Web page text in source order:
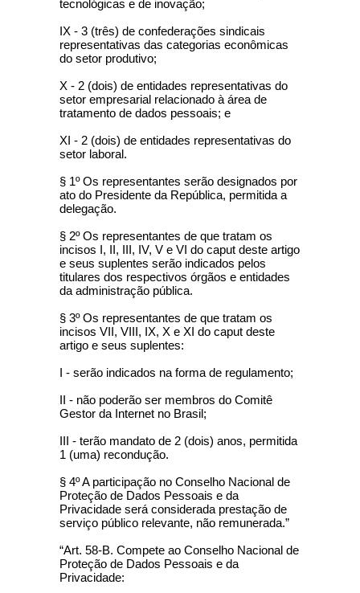
tecnológicas e de inovação;
IX - 3 (três) de confederações sindicais
representativas das categorias econômicas
do setor produtivo;
X - 2 (dois) de entidades representativas do
setor empresarial relacionado à área de
tratamento de dados pessoais; e
XI - 2 (dois) de entidades representativas do
setor laboral.
§ 1º Os representantes serão designados por
ato do Presidente da República, permitida a
delegação.
§ 2º Os representantes de que tratam os
incisos I, II, III, IV, V e VI do caput deste artigo
e seus suplentes serão indicados pelos
titulares dos respectivos órgãos e entidades
da administração pública.
§ 3º Os representantes de que tratam os
incisos VII, VIII, IX, X e XI do caput deste
artigo e seus suplentes:
I - serão indicados na forma de regulamento;
II - não poderão ser membros do Comitê
Gestor da Internet no Brasil;
III - terão mandato de 2 (dois) anos, permitida
1 (uma) recondução.
§ 4º A participação no Conselho Nacional de
Proteção de Dados Pessoais e da
Privacidade será considerada prestação de
serviço público relevante, não remunerada.”
“Art. 58-B. Compete ao Conselho Nacional de
Proteção de Dados Pessoais e da
Privacidade: